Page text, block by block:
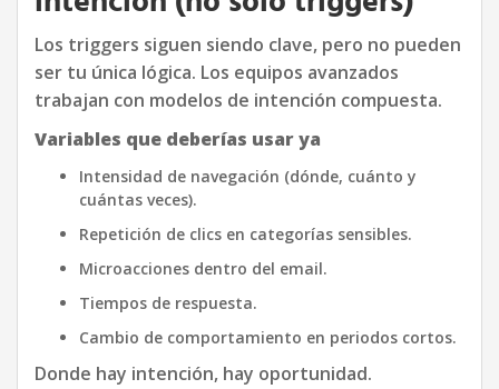
Los triggers siguen siendo clave, pero no pueden
ser tu única lógica. Los equipos avanzados
trabajan con modelos de intención compuesta.
Variables que deberías usar ya
Intensidad de navegación (dónde, cuánto y
cuántas veces).
Repetición de clics en categorías sensibles.
Microacciones dentro del email.
Tiempos de respuesta.
Cambio de comportamiento en periodos cortos.
Donde hay intención, hay oportunidad.